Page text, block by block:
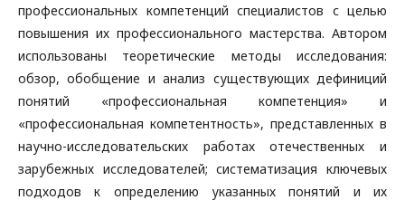
профессиональных компетенций специалистов с целью
повышения их профессионального мастерства. Автором
использованы теоретические методы исследования:
обзор, обобщение и анализ существующих дефиниций
понятий «профессиональная компетенция» и
«профессиональная компетентность», представленных в
научно-исследовательских работах отечественных и
зарубежных исследователей; систематизация ключевых
подходов к определению указанных понятий и их